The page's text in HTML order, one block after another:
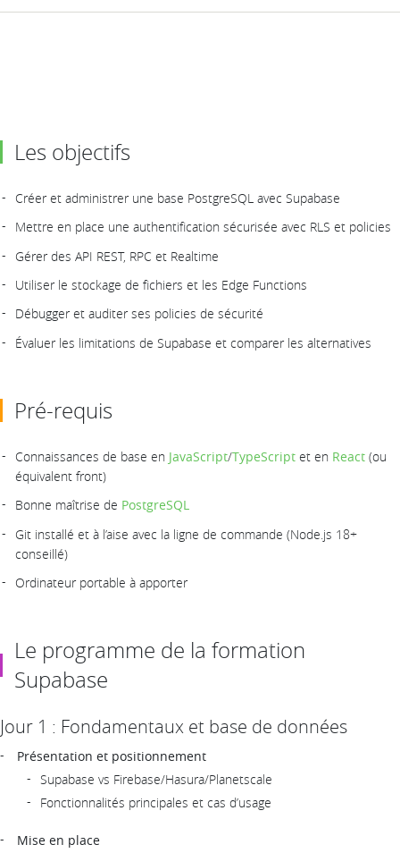
Les objectifs
Créer et administrer une base PostgreSQL avec Supabase
Mettre en place une authentification sécurisée avec RLS et policies
Gérer des API REST, RPC et Realtime
Utiliser le stockage de fichiers et les Edge Functions
Débugger et auditer ses policies de sécurité
Évaluer les limitations de Supabase et comparer les alternatives
Pré-requis
Connaissances de base en JavaScript/TypeScript et en React (ou
équivalent front)
Bonne maîtrise de PostgreSQL
Git installé et à l’aise avec la ligne de commande (Node.js 18+
conseillé)
Ordinateur portable à apporter
Le programme de la formation
Supabase
Jour 1 : Fondamentaux et base de données
Présentation et positionnement
Supabase vs Firebase/Hasura/Planetscale
Fonctionnalités principales et cas d’usage
Mise en place